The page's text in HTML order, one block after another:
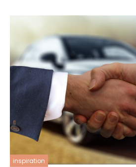
inspiration